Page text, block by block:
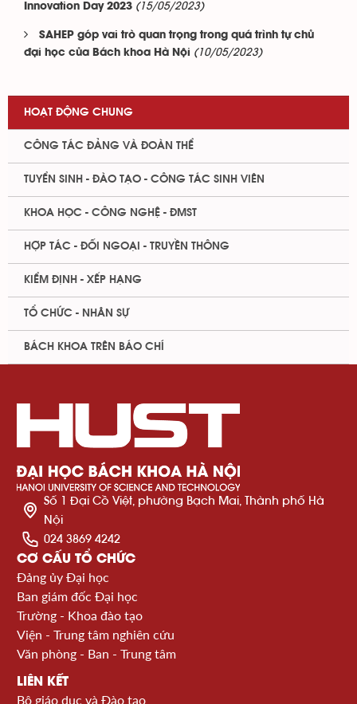
Innovation Day 2023 (15/05/2023)
SAHEP góp vai trò quan trọng trong quá trình tự chủ
đại học của Bách khoa Hà Nội (10/05/2023)
HOẠT ĐỘNG CHUNG
CÔNG TÁC ĐẢNG VÀ ĐOÀN THỂ
TUYỂN SINH - ĐÀO TẠO - CÔNG TÁC SINH VIÊN
KHOA HỌC - CÔNG NGHỆ - ĐMST
HỢP TÁC - ĐỐI NGOẠI - TRUYỀN THÔNG
KIỂM ĐỊNH - XẾP HẠNG
TỔ CHỨC - NHÂN SỰ
BÁCH KHOA TRÊN BÁO CHÍ
Số 1 Đại Cồ Việt, phường Bạch Mai, Thành phố Hà
Nội
024 3869 4242
CƠ CẤU TỔ CHỨC
Đảng ủy Đại học
Ban giám đốc Đại học
Trường - Khoa đào tạo
Viện - Trung tâm nghiên cứu
Văn phòng - Ban - Trung tâm
LIÊN KẾT
Bộ giáo dục và Đào tạo